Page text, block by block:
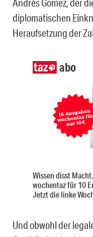
Andrés Gomez, der
diplomatischen
Heraufsetzung der
abo
Wissen disst
wochentaz für 10
Jetzt die linke
Und obwohl der